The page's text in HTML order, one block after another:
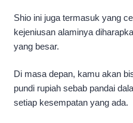
Shio ini juga termasuk yang
kejeniusan alaminya
yang besar.
Di masa depan, kamu akan
pundi rupiah sebab pandai
setiap kesempatan yang ada.